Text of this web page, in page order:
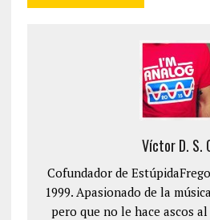
Víctor D. S.
Cofundador de
1999. Apasionado de la
pero que no le hace ascos